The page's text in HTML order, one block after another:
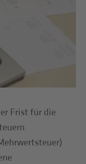
Frist für die